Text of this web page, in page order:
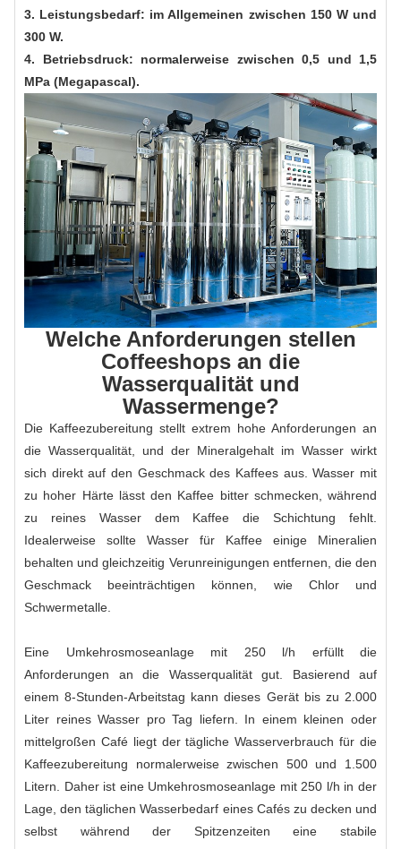
3. Leistungsbedarf: im Allgemeinen zwischen 150 W und
300 W.
4. Betriebsdruck: normalerweise zwischen 0,5 und 1,5
MPa (Megapascal).
Welche Anforderungen stellen
Coffeeshops an die
Wasserqualität und
Wassermenge?
Die Kaffeezubereitung stellt extrem hohe Anforderungen an
die Wasserqualität, und der Mineralgehalt im Wasser wirkt
sich direkt auf den Geschmack des Kaffees aus. Wasser mit
zu hoher Härte lässt den Kaffee bitter schmecken, während
zu reines Wasser dem Kaffee die Schichtung fehlt.
Idealerweise sollte Wasser für Kaffee einige Mineralien
behalten und gleichzeitig Verunreinigungen entfernen, die den
Geschmack beeinträchtigen können, wie Chlor und
Schwermetalle.
Eine Umkehrosmoseanlage mit 250 l/h erfüllt die
Anforderungen an die Wasserqualität gut. Basierend auf
einem 8-Stunden-Arbeitstag kann dieses Gerät bis zu 2.000
Liter reines Wasser pro Tag liefern. In einem kleinen oder
mittelgroßen Café liegt der tägliche Wasserverbrauch für die
Kaffeezubereitung normalerweise zwischen 500 und 1.500
Litern. Daher ist eine Umkehrosmoseanlage mit 250 l/h in der
Lage, den täglichen Wasserbedarf eines Cafés zu decken und
selbst während der Spitzenzeiten eine stabile